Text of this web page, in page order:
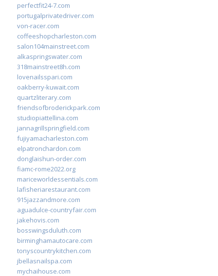
perfectfit24-7.com
portugalprivatedriver.com
von-racer.com
coffeeshopcharleston.com
salon104mainstreet.com
alkaspringswater.com
318mainstreet8h.com
lovenailsspari.com
oakberry-kuwait.com
quartzliterary.com
friendsofbroderickpark.com
studiopiattellina.com
jannagrillspringfield.com
fujiyamacharleston.com
elpatronchardon.com
donglaishun-order.com
fiamc-rome2022.org
mariceworldessentials.com
lafisheriarestaurant.com
915jazzandmore.com
aguadulce-countryfair.com
jakehovis.com
bosswingsduluth.com
birminghamautocare.com
tonyscountrykitchen.com
jbellasnailspa.com
mychaihouse.com